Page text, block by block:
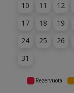
10
11 12
17
18 19
24
25 26
31
Rezervuota